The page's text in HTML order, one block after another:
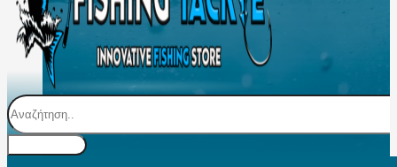
Αναζήτηση